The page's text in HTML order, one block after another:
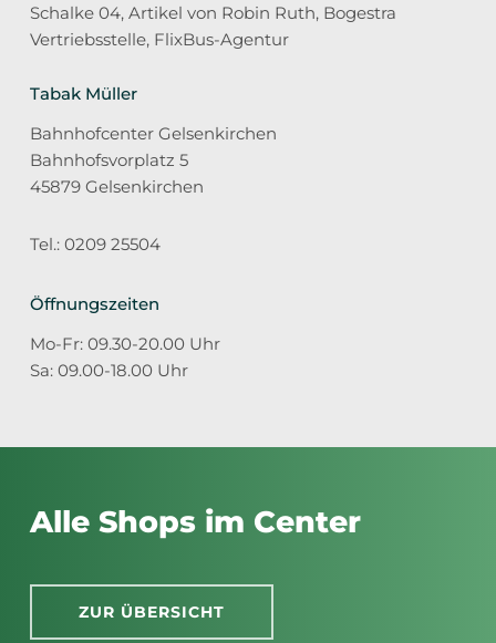
Schalke 04, Artikel von Robin Ruth, Bogestra
Vertriebsstelle, FlixBus-Agentur
Tabak Müller
Bahnhofcenter Gelsenkirchen
Bahnhofsvorplatz 5
45879 Gelsenkirchen
Tel.: 0209 25504
Öffnungszeiten
Mo-Fr: 09.30-20.00 Uhr
Sa: 09.00-18.00 Uhr
Alle Shops im Center
ZUR ÜBERSICHT